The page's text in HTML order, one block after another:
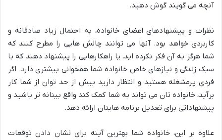
آنچه می گویند گوش دهید.
نظرات و پیشنهادهای اعضای خانواده، به احتمال زیاد صادقانه و
کاربردی خواهد بود. آنها می توانند چالش هایی را مطرح کنند که
شما هرگز به آن فکر نکرده اید، یا راهکارهایی را پیشنهاد دهند که با
سبک زندگی و نیازهای خاص خانواده شما همخوانی بیشتری دارد. اگر
فردی پرمشغله هستید و انتظار دارید بیش از حد توان از شما کار
برآید، خانواده تان می تواند به شما کمک کند واقع بینانه تر باشید و
پیشنهاداتی برای تعدیل برنامه هایتان ارائه دهد.
علاوه بر این، خانواده شما بهترین آینه برای نشان دادن توقعات